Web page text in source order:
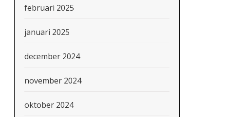
februari 2025
januari 2025
december 2024
november 2024
oktober 2024